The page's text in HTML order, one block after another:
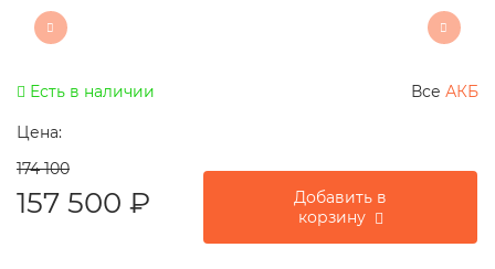
Есть в наличии Все АКБ
Цена:
174 100
157 500 ₽
Добавить в
корзину